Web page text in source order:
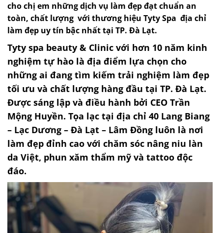
cho chị em những dịch vụ làm đẹp đạt chuẩn an
toàn, chất lượng với thương hiệu Tyty Spa địa chỉ
làm đẹp uy tín bậc nhất tại TP. Đà Lạt.
Tyty spa beauty & Clinic với hơn 10 năm kinh
nghiệm tự hào là địa điểm lựa chọn cho
những ai đang tìm kiếm trải nghiệm làm đẹp
tối ưu và chất lượng hàng đầu tại TP. Đà Lạt.
Được sáng lập và điều hành bởi CEO Trần
Mộng Huyền. Tọa lạc tại địa chỉ 40 Lang Biang
– Lạc Dương – Đà Lạt – Lâm Đồng luôn là nơi
làm đẹp đỉnh cao với chăm sóc nâng niu làn
da Việt, phun xăm thẩm mỹ và tattoo độc
đáo.